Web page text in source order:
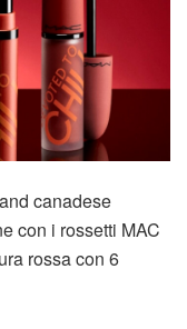
canadese
con i rossetti MAC
rossa con 6